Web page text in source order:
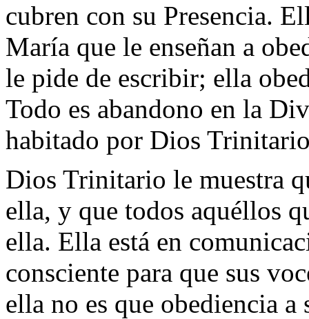
cubren con su Presencia.
María que le enseñan a
le pide de escribir; ella
Todo es abandono en la
habitado por Dios
Dios Trinitario le muestra
ella, y que todos aquéllos
ella. Ella está en
consciente para que sus
ella no es que obediencia